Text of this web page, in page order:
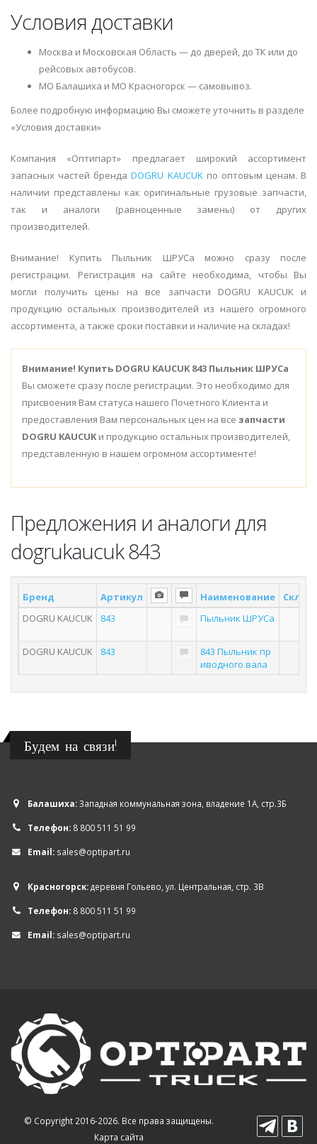
Условия доставки
Москва и Московская Область — до дверей, до ТК или до
рейсовых автобусов.
МО Балашиха и МО Красногорск — самовывоз.
Более подробную информацию Вы сможете уточнить в разделе
«Условия доставки»
Компания «Оптипарт» предлагает широкий ассортимент
запасных частей брендаDOGRU KAUCUKпо оптовым ценам. В
наличии представлены как оригинальные грузовые запчасти,
так и аналоги (равноценные замены) от других
производителей.
Внимание! Купить Пыльник ШРУСа можно сразу после
регистрации. Регистрация на сайте необходима, чтобы Вы
могли получить цены на все запчасти DOGRU KAUCUK и
продукцию остальных производителей из нашего огромного
ассортимента, а также сроки поставки и наличие на складах!
Внимание! Купить DOGRU KAUCUK 843 Пыльник ШРУСа
Вы сможете сразу после регистрации. Это необходимо для
присвоения Вам статуса нашего Почетного Клиента и
предоставления Вам персональных цен на все запчасти
DOGRU KAUCUK и продукцию остальных производителей,
представленную в нашем огромном ассортименте!
Предложения и аналоги для
dogrukaucuk 843
Бренд Артикул Наименование
Склад
DOGRU KAUCUK
843 Пыльник ШРУСа
DOGRU KAUCUK 843
843 Пыльник пр
иводного вала
Будем на связи!
Балашиха:Западная коммунальная зона, владение 1А, стр.3Б
Телефон: 8 800 511 51 99
Email: sales@optipart.ru
Красногорск:деревня Гольево, ул. Центральная, стр. 3В
Телефон: 8 800 511 51 99
Email: sales@optipart.ru
© Copyright 2016-2026. Все права защищены.
Карта сайта